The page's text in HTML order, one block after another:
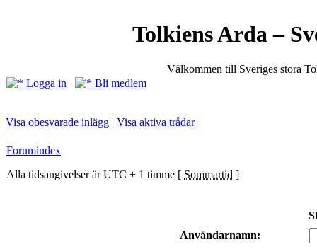
Tolkiens Arda –
Välkommen till Sveriges stora
Logga in
Bli medlem
Visa obesvarade inlägg | Visa aktiva trådar
Forumindex
Alla tidsangivelser är UTC + 1 timme [ Sommartid ]
Användarnamn: